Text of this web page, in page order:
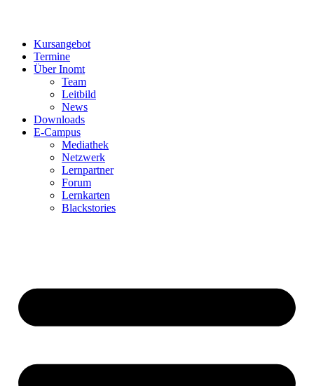
Kursangebot
Termine
Über Inomt
Team
Leitbild
News
Downloads
E-Campus
Mediathek
Netzwerk
Lernpartner
Forum
Lernkarten
Blackstories